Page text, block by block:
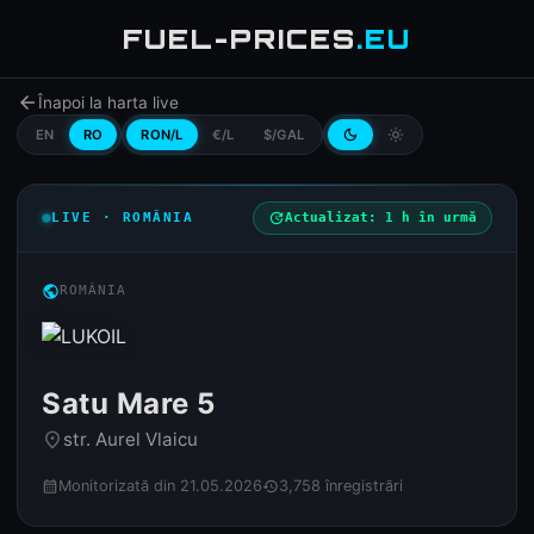
FUEL-PRICES.EU
arrow_backÎnapoi la harta live
EN RO RON/L €/L $/GAL dark_mode light_mode
LIVE · ROMÂNIA updateActualizat: 1 h în urmă
publicROMÂNIA
Satu Mare 5
place str. Aurel Vlaicu
calendar_month Monitorizată din 21.05.2026history3,758 înregistrări